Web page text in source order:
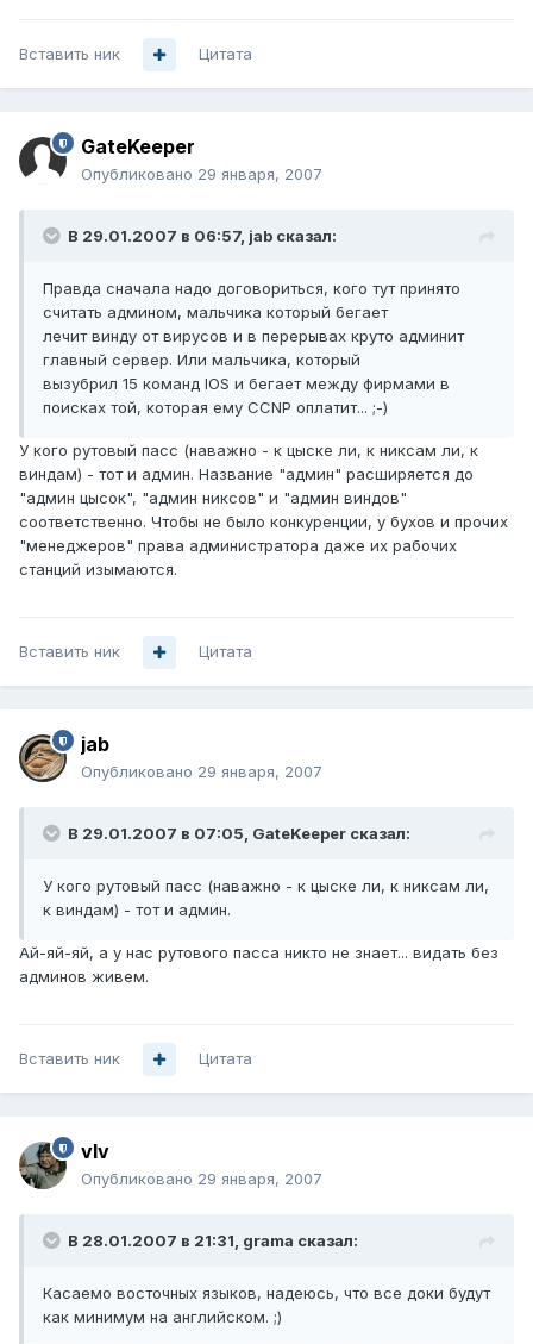
Вставить ник Цитата
GateKeeper
Опубликовано 29 января, 2007
В 29.01.2007 в 06:57, jab сказал:
Правда сначала надо договориться, кого тут принято
считать админом, мальчика который бегает
лечит винду от вирусов и в перерывах круто админит
главный сервер. Или мальчика, который
вызубрил 15 команд IOS и бегает между фирмами в
поисках той, которая ему CCNP оплатит... ;-)
У кого рутовый пасс (наважно - к цыске ли, к никсам ли, к
виндам) - тот и админ. Название "админ" расширяется до
"админ цысок", "админ никсов" и "админ виндов"
соответственно. Чтобы не было конкуренции, у бухов и прочих
"менеджеров" права администратора даже их рабочих
станций изымаются.
Вставить ник Цитата
jab
Опубликовано 29 января, 2007
В 29.01.2007 в 07:05, GateKeeper сказал:
У кого рутовый пасс (наважно - к цыске ли, к никсам ли,
к виндам) - тот и админ.
Ай-яй-яй, а у нас рутового пасса никто не знает... видать без
админов живем.
Вставить ник Цитата
vIv
Опубликовано 29 января, 2007
В 28.01.2007 в 21:31, grama сказал:
Касаемо восточных языков, надеюсь, что все доки будут
как минимум на английском. ;)